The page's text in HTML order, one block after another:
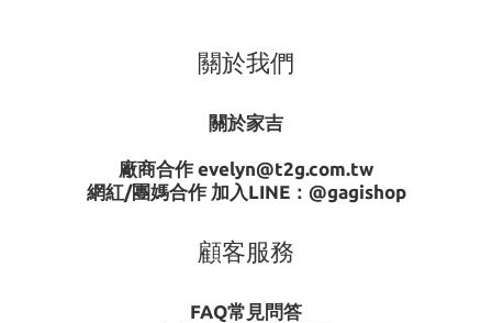
關於我們
關於家吉
廠商合作 evelyn@t2g.com.tw
網紅/團媽合作 加入LINE： @gagishop
顧客服務
FAQ常見問答